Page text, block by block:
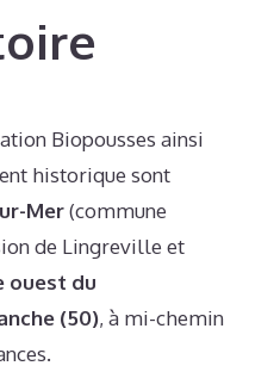
Biopousses ainsi
historique sont
Mer(commune
de Lingreville et
ouest du
(50), à mi-chemin